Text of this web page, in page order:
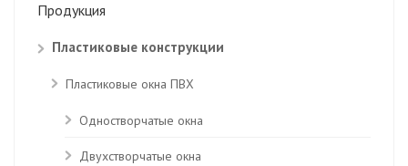
Продукция
Пластиковые конструкции
Пластиковые окна ПВХ
Одностворчатые окна
Двухстворчатые окна